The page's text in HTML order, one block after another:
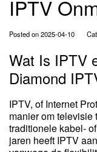
IPTV
Posted on 2025-04-10
Wat Is IPTV
Diamond
IPTV, of Internet
manier om televisie
traditionele kabel-
jaren heeft IPTV